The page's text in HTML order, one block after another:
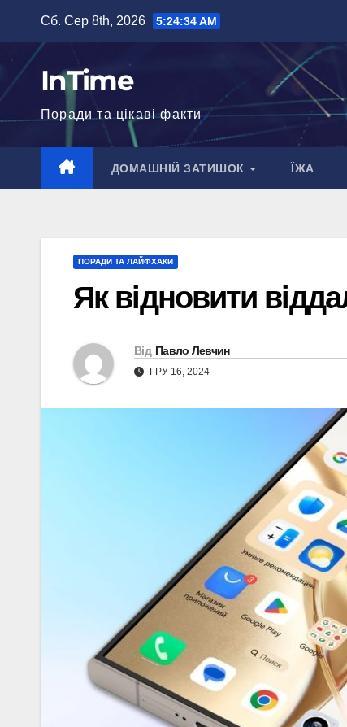
вмісту
Сб. Сер 8th, 2026 5:24:35 AM
InTime
Поради та цікаві факти
ДОМАШНІЙ ЗАТИШОК ЇЖА
ПОРАДИ ТА ЛАЙФХАКИ
Як відновити
Від Павло Левчин
ГРУ 16, 2024